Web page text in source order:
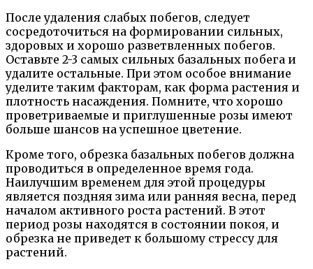
После удаления слабых побегов, следует
сосредоточиться на формировании сильных,
здоровых и хорошо разветвленных побегов.
Оставьте 2-3 самых сильных базальных побега и
удалите остальные. При этом особое внимание
уделите таким факторам, как форма растения и
плотность насаждения. Помните, что хорошо
проветриваемые и приглушенные розы имеют
больше шансов на успешное цветение.
Кроме того, обрезка базальных побегов должна
проводиться в определенное время года.
Наилучшим временем для этой процедуры
является поздняя зима или ранняя весна, перед
началом активного роста растений. В этот
период розы находятся в состоянии покоя, и
обрезка не приведет к большому стрессу для
растений.